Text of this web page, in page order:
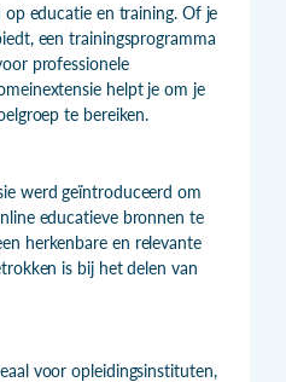
educatie en training. Of je
een trainingsprogramma
professionele
helpt je om je
te bereiken.
werd geïntroduceerd om
educatieve bronnen te
herkenbare en relevante
is bij het delen van
voor opleidingsinstituten,